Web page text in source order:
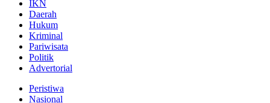
IKN
Daerah
Hukum
Kriminal
Pariwisata
Politik
Advertorial
Peristiwa
Nasional